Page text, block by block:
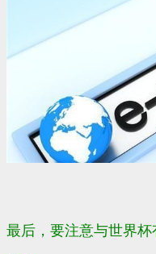
最后，要注意与世界